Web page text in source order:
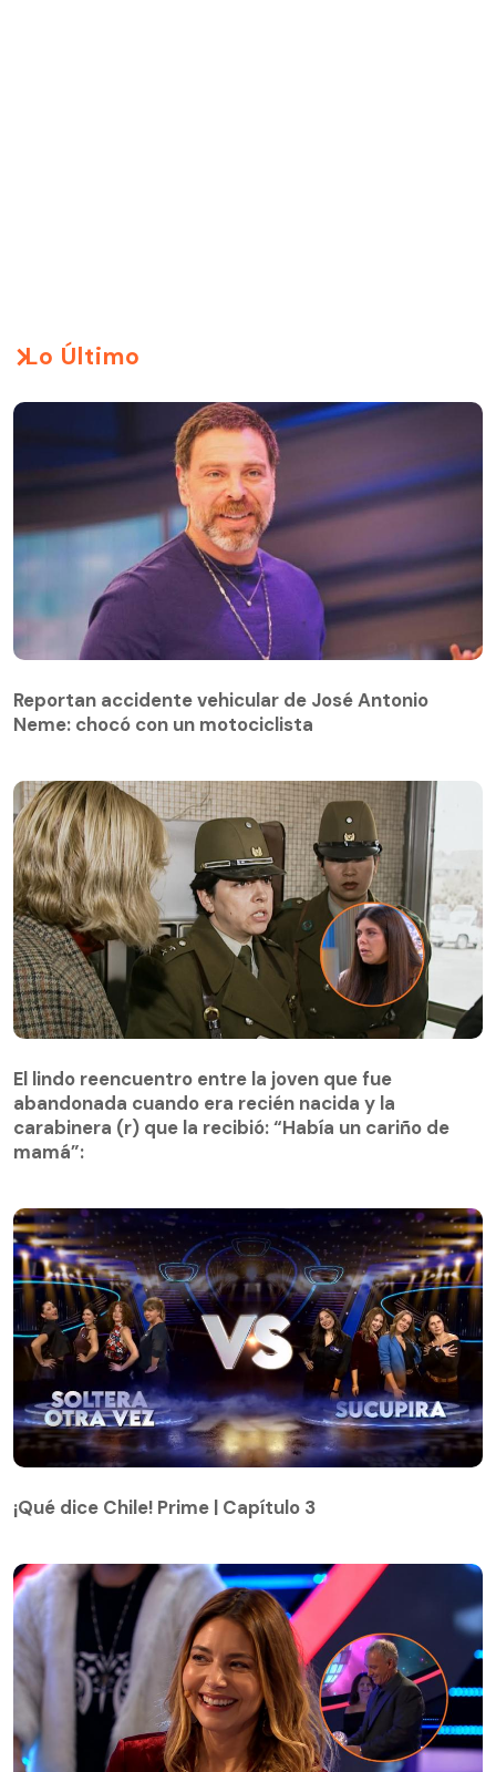
Lo Último
Reportan accidente vehicular de José Antonio
Neme: chocó con un motociclista
abandonada cuando era recién nacida y la
carabinera (r) que la recibió: “Había un cariño de
mamá”:
El lindo reencuentro entre la joven que fue
abandonada cuando era recién nacida y la
carabinera (r) que la recibió: “Había un cariño de
mamá”:
¡Qué dice Chile! Prime | Capítulo 3